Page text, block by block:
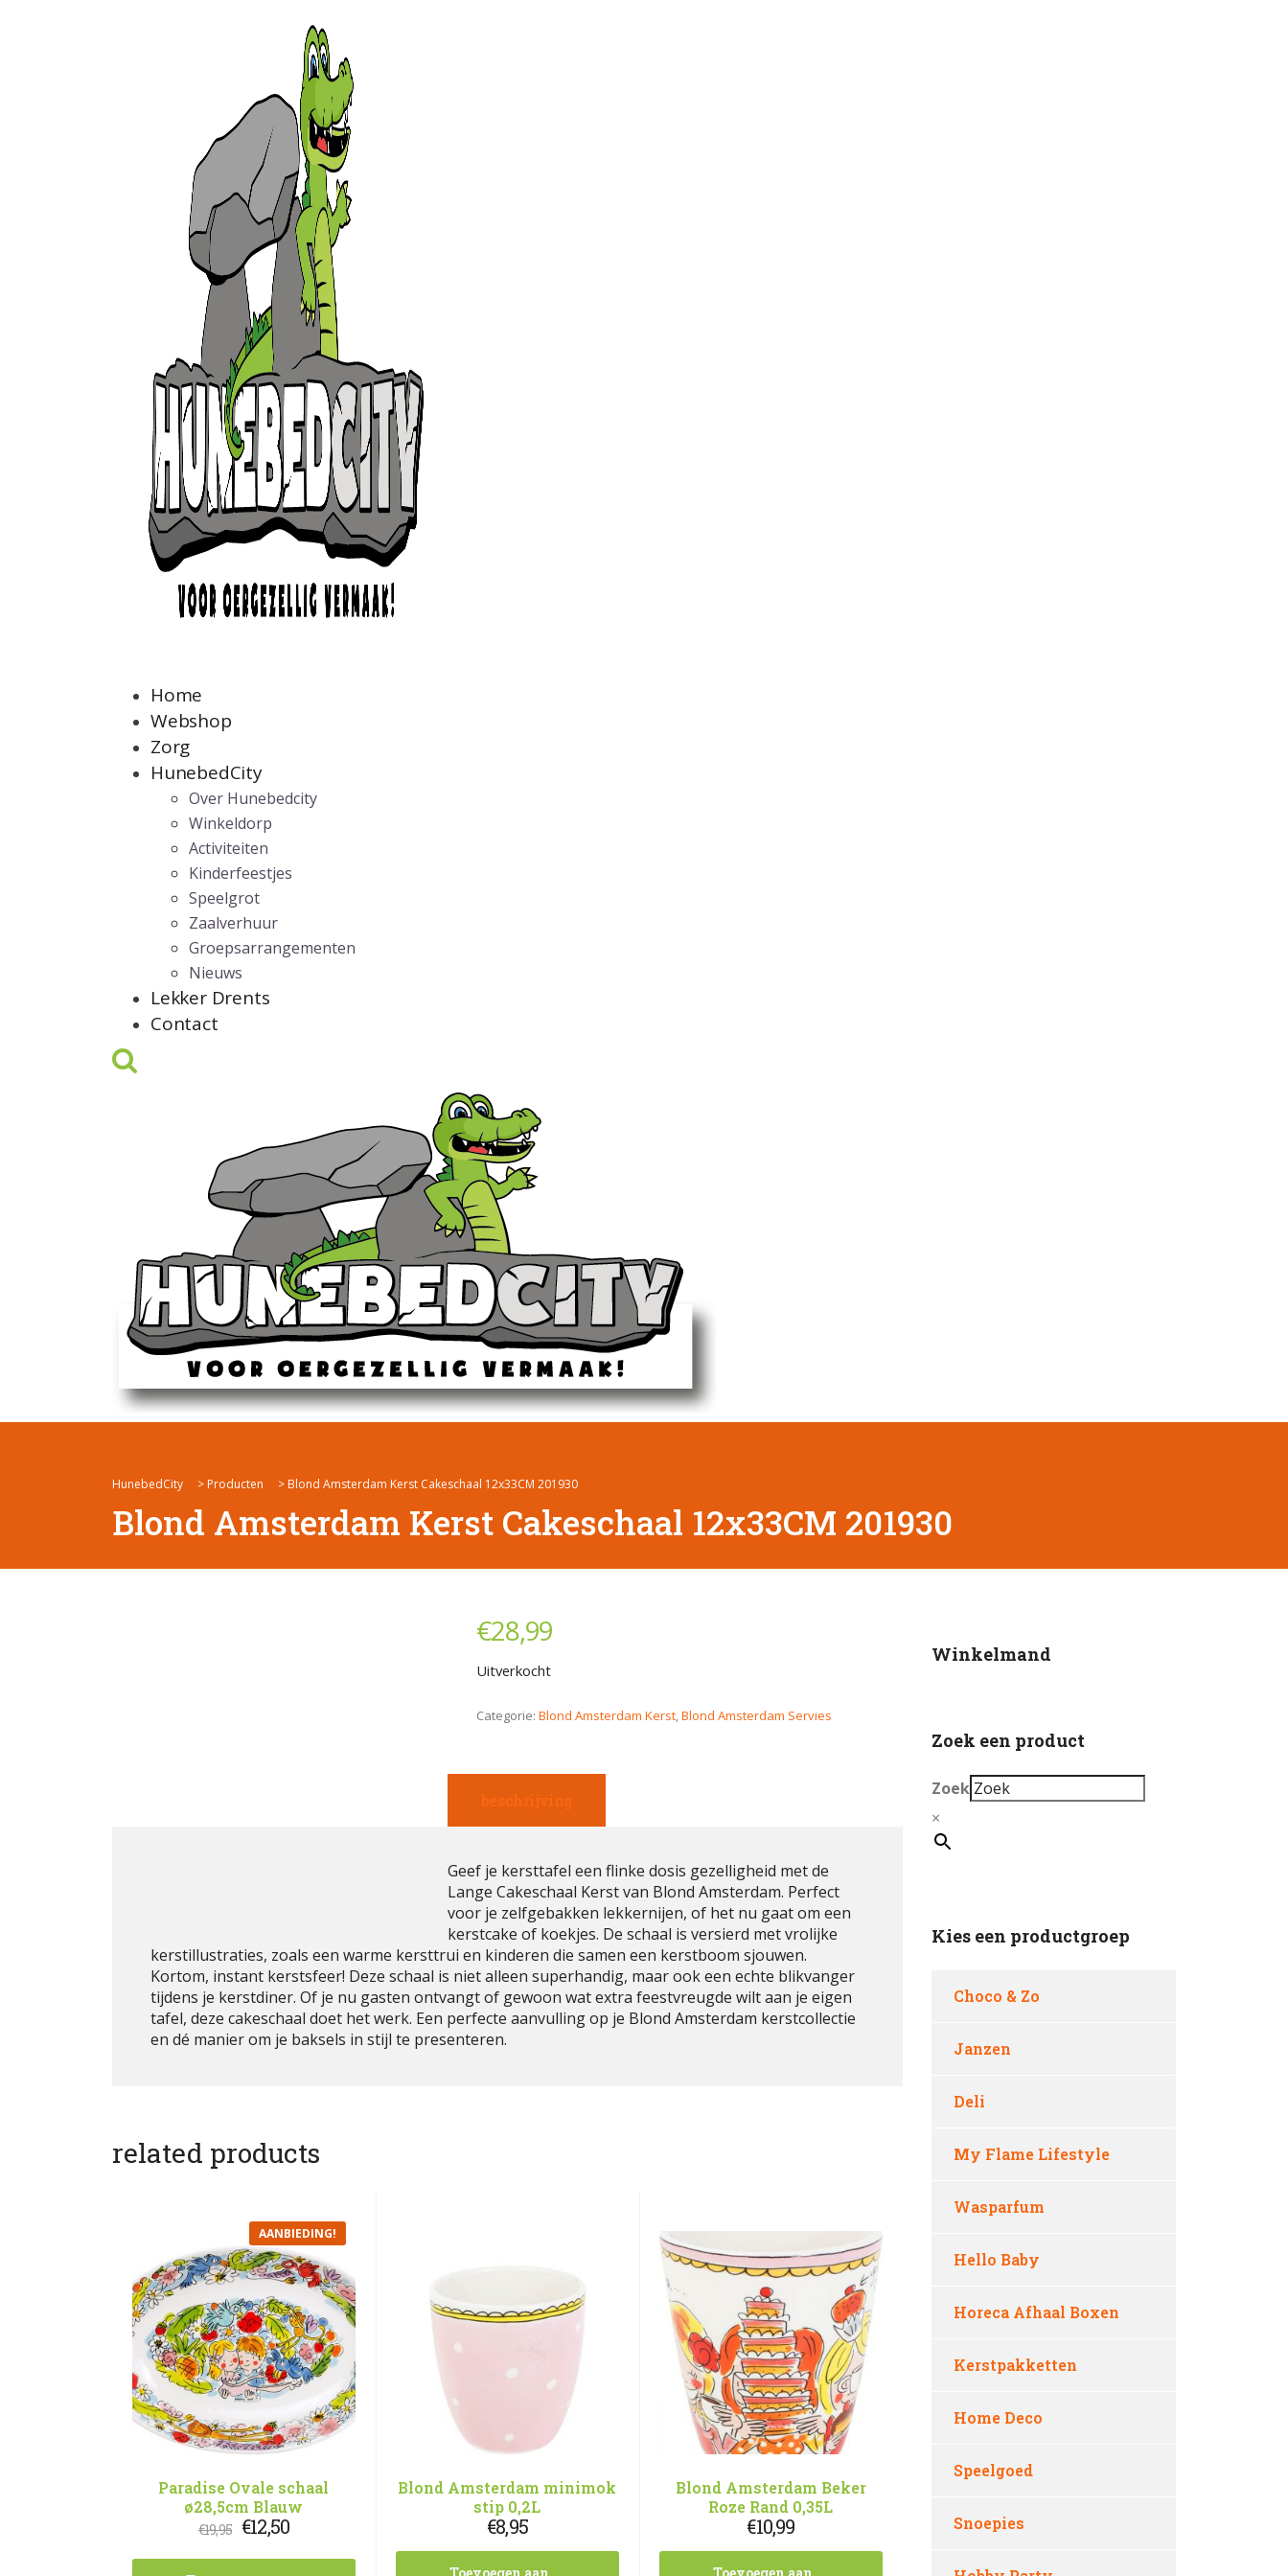
Home
Webshop
Zorg
HunebedCity
Over Hunebedcity
Winkeldorp
Activiteiten
Kinderfeestjes
Speelgrot
Zaalverhuur
Groepsarrangementen
Nieuws
Lekker Drents
Contact
HunebedCity > Producten > Blond Amsterdam Kerst Cakeschaal 12x33CM 201930
Blond Amsterdam Kerst Cakeschaal 12x33CM 201930
€28,99
Uitverkocht
Categorie: Blond Amsterdam Kerst,Blond Amsterdam Servies
Geef je kersttafel een flinke dosis gezelligheid met de
Lange Cakeschaal Kerst van Blond Amsterdam. Perfect
voor je zelfgebakken lekkernijen, of het nu gaat om een
kerstcake of koekjes. De schaal is versierd met vrolijke
kerstillustraties, zoals een warme kersttrui en kinderen die samen een kerstboom sjouwen.
Kortom, instant kerstsfeer! Deze schaal is niet alleen superhandig, maar ook een echte blikvanger
tijdens je kerstdiner. Of je nu gasten ontvangt of gewoon wat extra feestvreugde wilt aan je eigen
tafel, deze cakeschaal doet het werk. Een perfecte aanvulling op je Blond Amsterdam kerstcollectie
en dé manier om je baksels in stijl te presenteren.
related products
AANBIEDING!
Paradise Ovale schaal
ø28,5cm Blauw
€19,95 Oorspronkelijke
prijs
was:
€12,50Huidige
is:
Blond Amsterdam minimok
stip 0,2L
€8,95
Blond Amsterdam Beker
Roze Rand 0,35L
€10,99
Winkelmand
Zoek een product
Zoek
×
Kies een productgroep
Choco & Zo
Janzen
Deli
My Flame Lifestyle
Wasparfum
Hello Baby
Horeca Afhaal Boxen
Kerstpakketten
Home Deco
Speelgoed
Snoepies